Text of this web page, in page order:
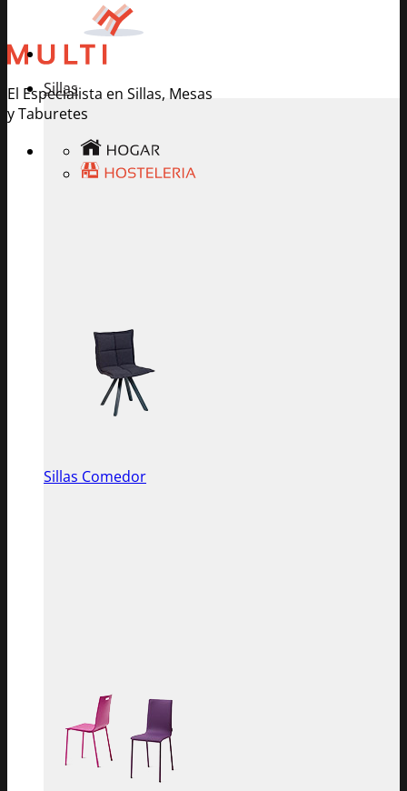
El Especialista en Sillas, Mesas
y Taburetes
Sillas
Sillas Comedor